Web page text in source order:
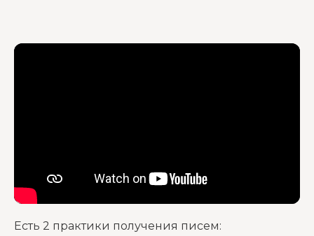
Есть 2 практики получения писем: